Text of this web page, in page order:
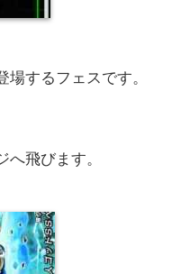
するフェスです。
飛びます。